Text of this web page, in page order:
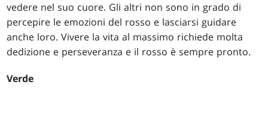
vedere nel suo cuore. Gli altri non sono in grado di
percepire le emozioni del rosso e lasciarsi guidare
anche loro. Vivere la vita al massimo richiede molta
dedizione e perseveranza e il rosso è sempre pronto.
Verde